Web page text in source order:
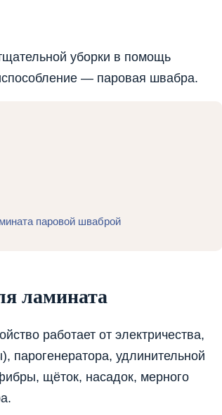
уборки в помощь
— паровая швабра.
паровой шваброй
ламината
работает от электричества,
парогенератора, удлинительной
щёток, насадок, мерного